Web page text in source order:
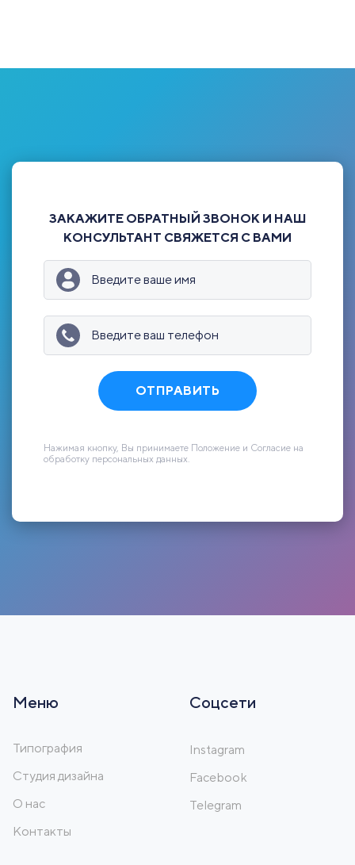
ЗАКАЖИТЕ ОБРАТНЫЙ ЗВОНОК И НАШ
КОНСУЛЬТАНТ СВЯЖЕТСЯ С ВАМИ
ОТПРАВИТЬ
Нажимая кнопку, Вы принимаете Положение и Согласие на
обработку персональных данных.
Меню
Типография
Студия дизайна
О нас
Контакты
Соцсети
Instagram
Facebook
Telegram